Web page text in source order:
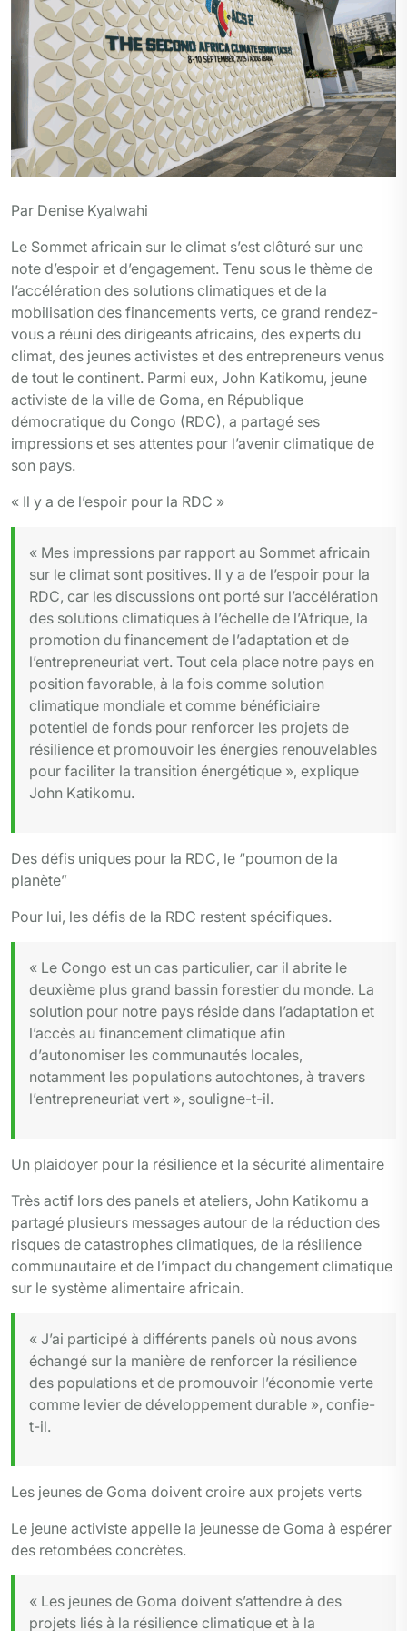
Par Denise Kyalwahi
Le Sommet africain sur le climat s’est clôturé sur une
note d’espoir et d’engagement. Tenu sous le thème de
l’accélération des solutions climatiques et de la
mobilisation des financements verts, ce grand rendez-
vous a réuni des dirigeants africains, des experts du
climat, des jeunes activistes et des entrepreneurs venus
de tout le continent. Parmi eux, John Katikomu, jeune
activiste de la ville de Goma, en République
démocratique du Congo (RDC), a partagé ses
impressions et ses attentes pour l’avenir climatique de
son pays.
« Il y a de l’espoir pour la RDC »
« Mes impressions par rapport au Sommet africain
sur le climat sont positives. Il y a de l’espoir pour la
RDC, car les discussions ont porté sur l’accélération
des solutions climatiques à l’échelle de l’Afrique, la
promotion du financement de l’adaptation et de
l’entrepreneuriat vert. Tout cela place notre pays en
position favorable, à la fois comme solution
climatique mondiale et comme bénéficiaire
potentiel de fonds pour renforcer les projets de
résilience et promouvoir les énergies renouvelables
pour faciliter la transition énergétique », explique
John Katikomu.
Des défis uniques pour la RDC, le “poumon de la
planète”
Pour lui, les défis de la RDC restent spécifiques.
« Le Congo est un cas particulier, car il abrite le
deuxième plus grand bassin forestier du monde. La
solution pour notre pays réside dans l’adaptation et
l’accès au financement climatique afin
d’autonomiser les communautés locales,
notamment les populations autochtones, à travers
l’entrepreneuriat vert », souligne-t-il.
Un plaidoyer pour la résilience et la sécurité alimentaire
Très actif lors des panels et ateliers, John Katikomu a
partagé plusieurs messages autour de la réduction des
risques de catastrophes climatiques, de la résilience
communautaire et de l’impact du changement climatique
sur le système alimentaire africain.
« J’ai participé à différents panels où nous avons
échangé sur la manière de renforcer la résilience
des populations et de promouvoir l’économie verte
comme levier de développement durable », confie-
t-il.
Les jeunes de Goma doivent croire aux projets verts
Le jeune activiste appelle la jeunesse de Goma à espérer
des retombées concrètes.
« Les jeunes de Goma doivent s’attendre à des
projets liés à la résilience climatique et à la